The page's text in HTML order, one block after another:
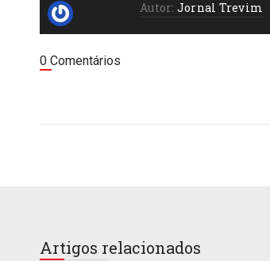
Autor: Jornal Trevim
0 Comentários
Artigos relacionados